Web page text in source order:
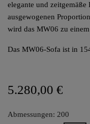
elegante und
ausgewogenen
wird das MW06 zu
Das MW06-Sofa ist in
5.280,00 €
Abmessungen: 200